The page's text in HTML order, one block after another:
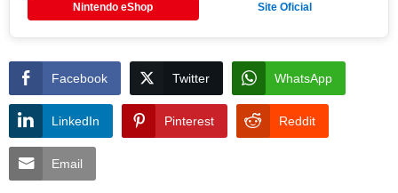
Nintendo eShop Site Oficial
Facebook Twitter WhatsApp
LinkedIn Pinterest Reddit
Email